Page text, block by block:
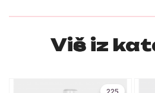
Više iz
225